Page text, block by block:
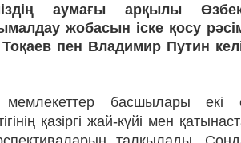
аумағы арқылы
жобасын іске қосу
пен Владимир Путин
басшылары екі
қазіргі жай-күйі мен